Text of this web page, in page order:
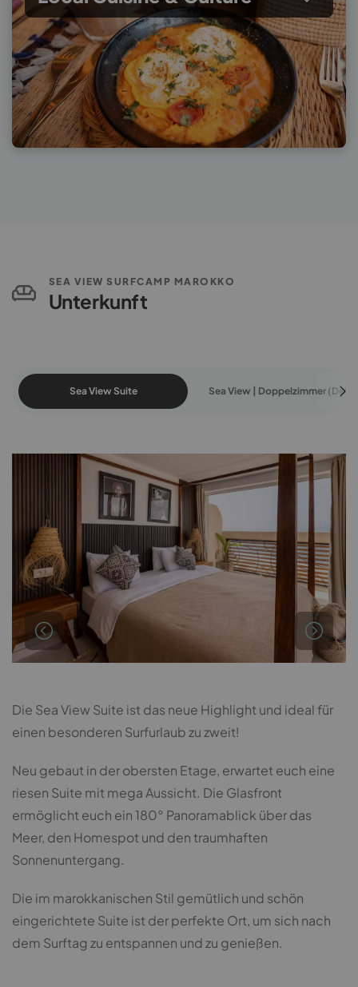
SEA VIEW SURFCAMP MAROKKO
Unterkunft
Sea View Suite Sea View | Doppelzimmer
Die Sea View Suite ist das neue Highlight und ideal für
einen besonderen Surfurlaub zu zweit!
Neu gebaut in der obersten Etage, erwartet euch eine
riesen Suite mit mega Aussicht. Die Glasfront
ermöglicht euch ein 180° Panoramablick über das
Meer, den Homespot und den traumhaften
Sonnenuntergang.
Die im marokkanischen Stil gemütlich und schön
eingerichtete Suite ist der perfekte Ort, um sich nach
dem Surftag zu entspannen und zu genießen.